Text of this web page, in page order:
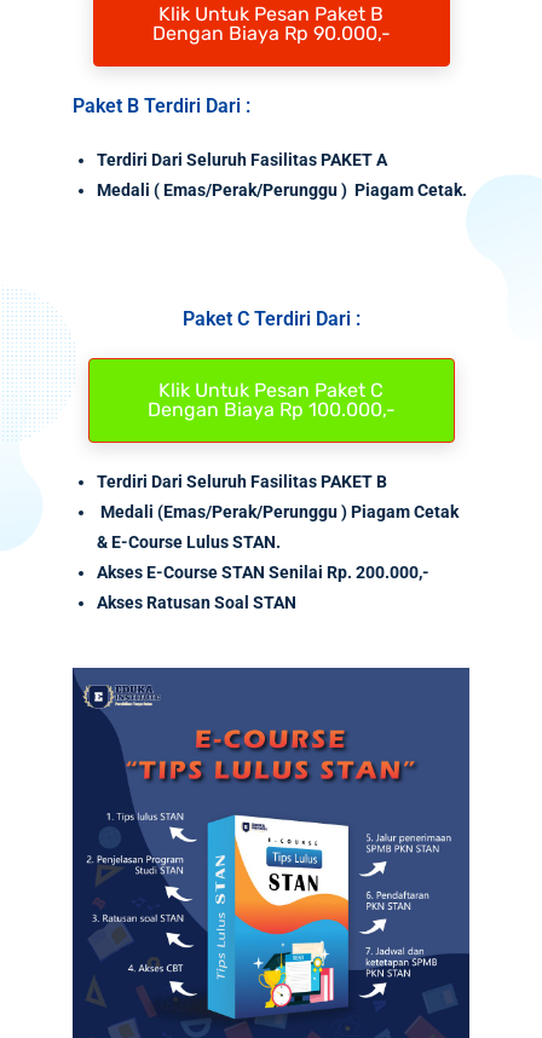
Klik Untuk Pesan Paket B
Dengan Biaya Rp 90.000,-
Paket B Terdiri Dari :
Terdiri Dari Seluruh Fasilitas PAKET A
Medali ( Emas/Perak/Perunggu ) Piagam Cetak.
Paket C Terdiri Dari :
Klik Untuk Pesan Paket C
Dengan Biaya Rp 100.000,-
Terdiri Dari Seluruh Fasilitas PAKET B
Medali (Emas/Perak/Perunggu ) Piagam Cetak
& E-Course Lulus STAN.
AksesE-CourseSTAN Senilai Rp. 200.000,-
Akses Ratusan Soal STAN